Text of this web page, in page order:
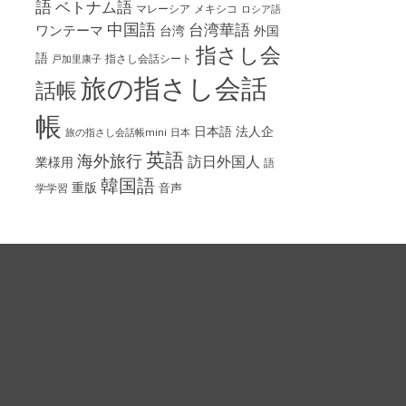
語ベトナム語 マレーシア メキシコ ロシア語
ワンテーマ 中国語 台湾 台湾華語 外国
語 戸加里康子 指さし会話シート 指さし会
話帳旅の指さし会話
帳 旅の指さし会話帳mini 日本 日本語 法人企
業様用 海外旅行英語訪日外国人 語
学学習 重版 韓国語 音声